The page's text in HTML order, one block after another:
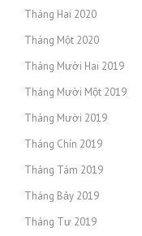
Tháng Hai 2020
Tháng Một 2020
Tháng Mười Hai 2019
Tháng Mười Một 2019
Tháng Mười 2019
Tháng Chín 2019
Tháng Tám 2019
Tháng Bảy 2019
Tháng Tư 2019